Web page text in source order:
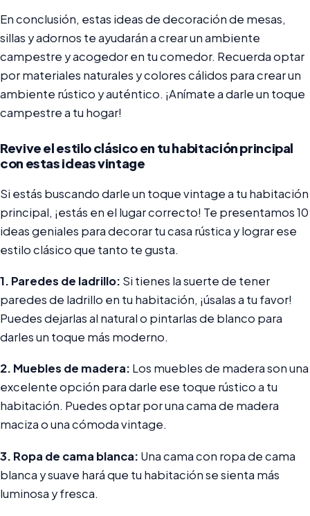
En conclusión, estas ideas de decoración de mesas,
sillas y adornos te ayudarán a crear un ambiente
campestre y acogedor en tu comedor. Recuerda optar
por materiales naturales y colores cálidos para crear un
ambiente rústico y auténtico. ¡Anímate a darle un toque
campestre a tu hogar!
Revive el estilo clásico en tu habitación principal
con estas ideas vintage
Si estás buscando darle un toque vintage a tu habitación
principal, ¡estás en el lugar correcto! Te presentamos 10
ideas geniales para decorar tu casa rústica y lograr ese
estilo clásico que tanto te gusta.
1. Paredes de ladrillo: Si tienes la suerte de tener
paredes de ladrillo en tu habitación, ¡úsalas a tu favor!
Puedes dejarlas al natural o pintarlas de blanco para
darles un toque más moderno.
2. Muebles de madera: Los muebles de madera son una
excelente opción para darle ese toque rústico a tu
habitación. Puedes optar por una cama de madera
maciza o una cómoda vintage.
3. Ropa de cama blanca: Una cama con ropa de cama
blanca y suave hará que tu habitación se sienta más
luminosa y fresca.